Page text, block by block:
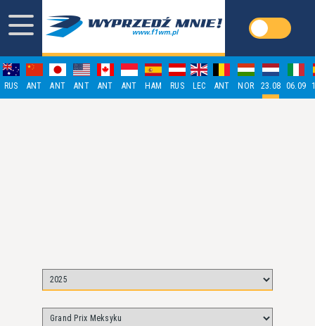
RUS ANT ANT ANT ANT ANT HAM RUS LEC ANT NOR 23.08 06.09